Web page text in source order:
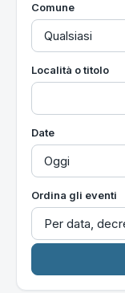
Comune
Località o titolo
Date
Ordina gli eventi